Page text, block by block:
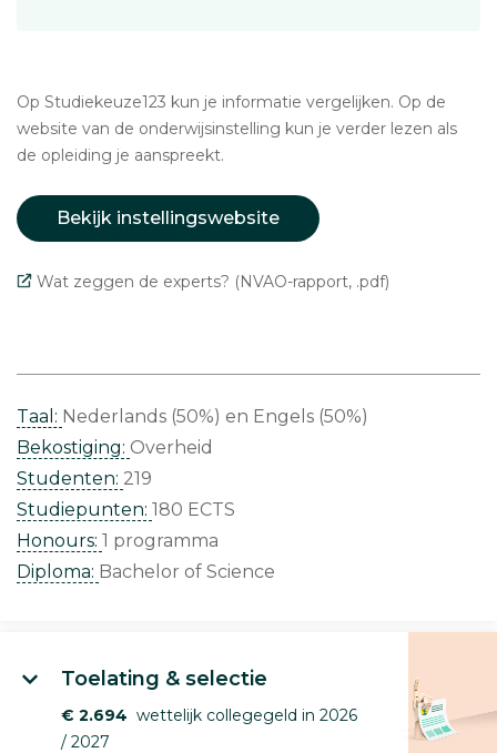
Op Studiekeuze123 kun je informatie vergelijken. Op de
website van de onderwijsinstelling kun je verder lezen als
de opleiding je aanspreekt.
Bekijk instellingswebsite
Wat zeggen de experts? (NVAO-rapport, .pdf)
Taal: Nederlands (50%)
Engels (50%)
Bekostiging: Overheid
Studenten: 219
Studiepunten: 180 ECTS
Honours: 1 programma
Diploma: Bachelor of Science
Toelating & selectie
€ 2.694 wettelijk collegegeld in 2026
/ 2027